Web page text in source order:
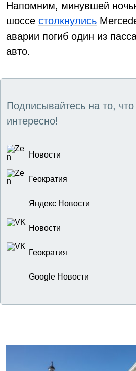
Напомним, минувшей
шоссе столкнулись
аварии погиб один из
авто.
Подписывайтесь на то,
интересно!
Новости
Геократия
Яндекс Новости
Новости
Геократия
Google Новости